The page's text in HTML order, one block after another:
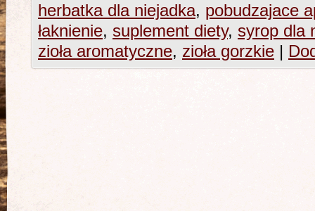
herbatka dla niejadka, pobudzajace
łaknienie, suplement diety, syrop dla
zioła aromatyczne, zioła gorzkie |